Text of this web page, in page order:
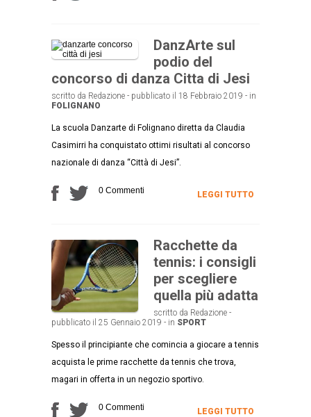
DanzArte sul
podio del
concorso di danza Citta di Jesi
scritto da Redazione - pubblicato il 18 Febbraio 2019 - in
FOLIGNANO
La scuola Danzarte di Folignano diretta da Claudia
Casimirri ha conquistato ottimi risultati al concorso
nazionale di danza “Città di Jesi”.
0 Commenti LEGGI TUTTO
Racchette da
tennis: i consigli
per scegliere
quella più adatta
scritto da Redazione -
pubblicato il 25 Gennaio 2019 - in SPORT
Spesso il principiante che comincia a giocare a tennis
acquista le prime racchette da tennis che trova,
magari in offerta in un negozio sportivo.
0 Commenti LEGGI TUTTO